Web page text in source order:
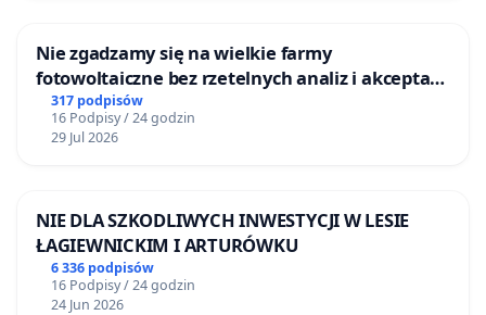
Nie zgadzamy się na wielkie farmy
fotowoltaiczne bez rzetelnych analiz i akceptacji
mieszkańców
317 podpisów
16 Podpisy / 24 godzin
29 Jul 2026
NIE DLA SZKODLIWYCH INWESTYCJI W LESIE
ŁAGIEWNICKIM I ARTURÓWKU
6 336 podpisów
16 Podpisy / 24 godzin
24 Jun 2026